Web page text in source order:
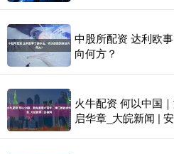
中股所配资 达利欧
向何方？
火牛配资 何以中国
启华章_大皖新闻 |